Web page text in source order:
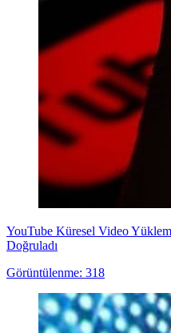
YouTube Küresel Video
Doğruladı
Görüntülenme: 318